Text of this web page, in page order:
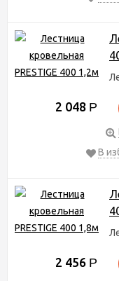
2 048 Р
В
2 456 Р